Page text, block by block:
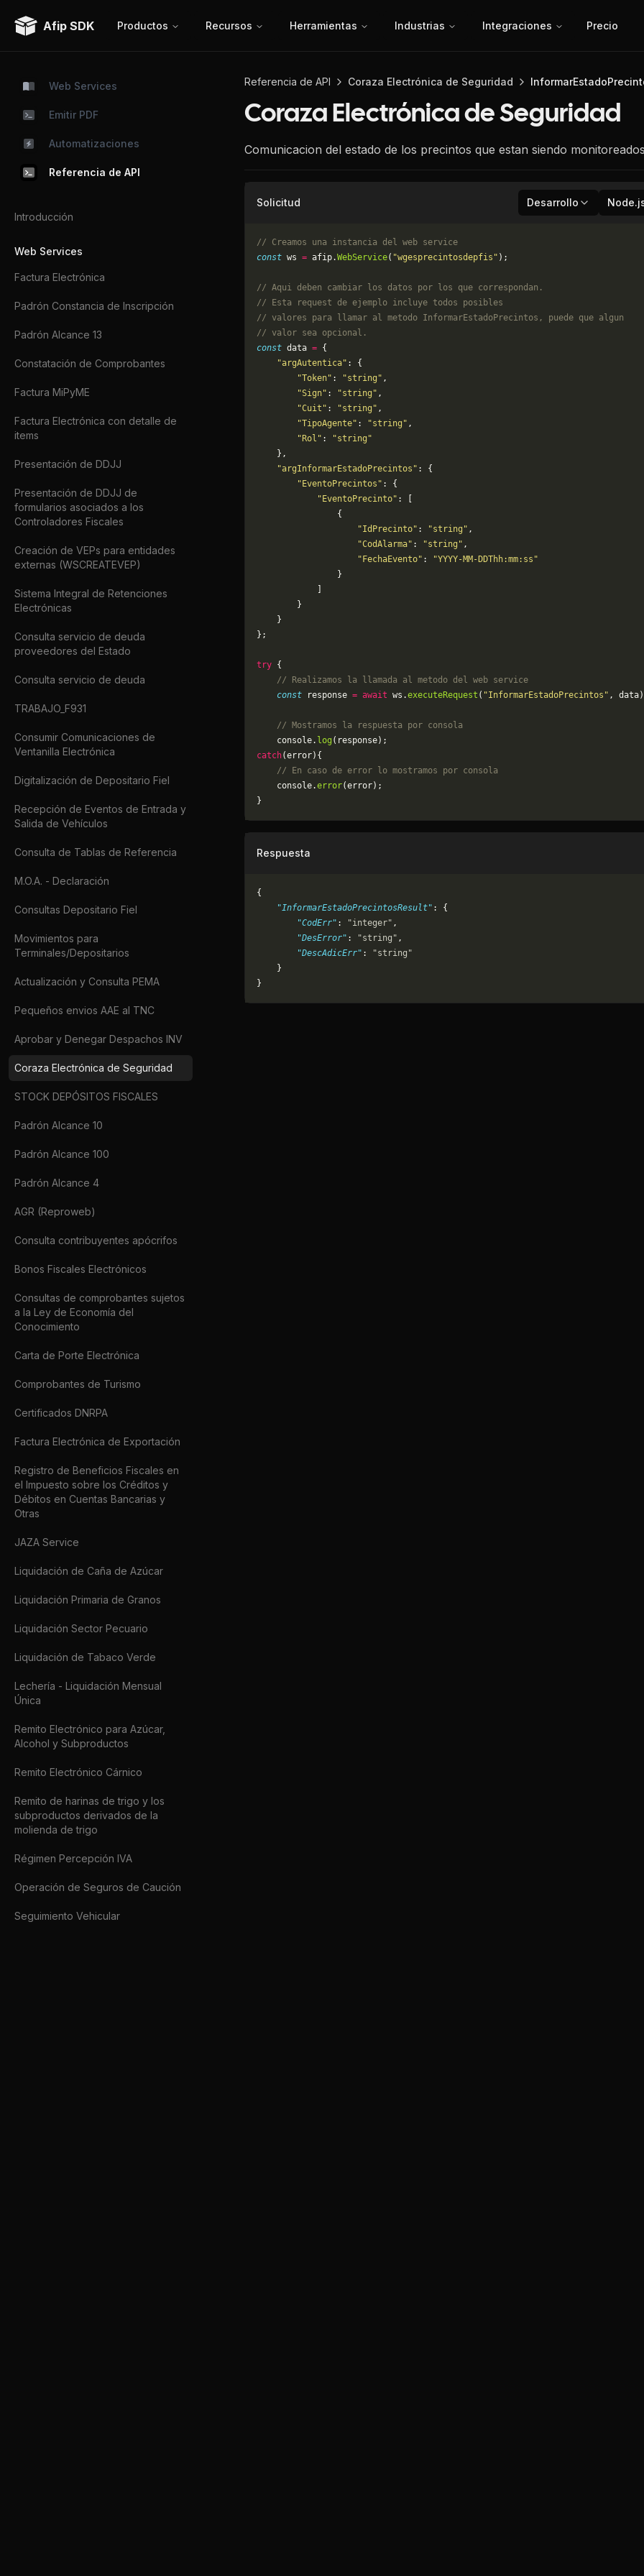
Afip SDK Productos Recursos Herramientas Industrias Integraciones Precio
Web Services
Emitir PDF
Automatizaciones
Referencia de API
Introducción
Web Services
Factura Electrónica
Padrón Constancia de Inscripción
Padrón Alcance 13
Constatación de Comprobantes
Factura MiPyME
Factura Electrónica con detalle de
items
Presentación de DDJJ
Presentación de DDJJ de
formularios asociados a los
Controladores Fiscales
Creación de VEPs para entidades
externas (WSCREATEVEP)
Sistema Integral de Retenciones
Electrónicas
Consulta servicio de deuda
proveedores del Estado
Consulta servicio de deuda
TRABAJO_F931
Consumir Comunicaciones de
Ventanilla Electrónica
Digitalización de Depositario Fiel
Recepción de Eventos de Entrada y
Salida de Vehículos
Consulta de Tablas de Referencia
M.O.A. - Declaración
Consultas Depositario Fiel
Movimientos para
Terminales/Depositarios
Actualización y Consulta PEMA
Pequeños envios AAE al TNC
Aprobar y Denegar Despachos INV
Coraza Electrónica de Seguridad
STOCK DEPÓSITOS FISCALES
Padrón Alcance 10
Padrón Alcance 100
Padrón Alcance 4
AGR (Reproweb)
Consulta contribuyentes apócrifos
Bonos Fiscales Electrónicos
Consultas de comprobantes sujetos
a la Ley de Economía del
Conocimiento
Carta de Porte Electrónica
Comprobantes de Turismo
Certificados DNRPA
Factura Electrónica de Exportación
Registro de Beneficios Fiscales en
el Impuesto sobre los Créditos y
Débitos en Cuentas Bancarias y
Otras
JAZA Service
Liquidación de Caña de Azúcar
Liquidación Primaria de Granos
Liquidación Sector Pecuario
Liquidación de Tabaco Verde
Lechería - Liquidación Mensual
Única
Remito Electrónico para Azúcar,
Alcohol y Subproductos
Remito Electrónico Cárnico
Remito de harinas de trigo y los
subproductos derivados de la
molienda de trigo
Régimen Percepción IVA
Operación de Seguros de Caución
Seguimiento Vehicular
Referencia de API Coraza Electrónica de Seguridad
Coraza Electrónica de Seguridad
Comunicacion del estado de los precintos que estan siendo
Solicitud Desarrollo
// Creamos una instancia del web service
const ws = afip.WebService( "wgesprecintosdepfis" );
// Aqui deben cambiar los datos por los que correspondan.
// Esta request de ejemplo incluye todos posibles
// valores para llamar al metodo InformarEstadoPrecintos, puede que algun
// valor sea opcional.
const data = {
    "argAutentica"
: {
        "Token"
: "string" ,
        "Sign"
: "string" ,
        "Cuit"
: "string" ,
        "TipoAgente"
: "string" ,
        "Rol"
:
"string"
    },
    "argInformarEstadoPrecintos"
: {
        "EventoPrecintos"
: {
            "EventoPrecinto"
: [
                {
                    "IdPrecinto"
: "string" ,
                    "CodAlarma"
: "string" ,
                    "FechaEvento"
:
"YYYY-MM-DDThh:mm:ss"
                }
        }
    }
};
try {
    // Realizamos la llamada al metodo del web service
    const
response = await ws.executeRequest ( "InformarEstadoPrecintos" ,
    // Mostramos la respuesta por consola
    console.
log (response);
catch(error){
    // En caso de error lo mostramos por consola
	console.
error(error);
}
Respuesta
{
    "InformarEstadoPrecintosResult"
: {
        "CodErr"
: "integer" ,
        "DesError"
: "string" ,
        "DescAdicErr"
:
"string"
    }
}